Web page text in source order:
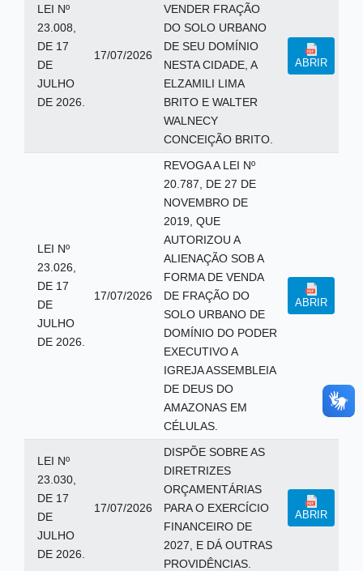
LEI Nº
23.008,
DE 17
DE
JULHO
DE 2026.
17/07/2026
VENDER FRAÇÃO
DO SOLO URBANO
DE SEU DOMÍNIO
NESTA CIDADE, A
ELZAMILI LIMA
BRITO E WALTER
WALNECY
CONCEIÇÃO BRITO.
ABRIR
LEI Nº
23.026,
DE 17
DE
JULHO
DE 2026.
17/07/2026
REVOGA A LEI Nº
20.787, DE 27 DE
NOVEMBRO DE
2019, QUE
AUTORIZOU A
ALIENAÇÃO SOB A
FORMA DE VENDA
DE FRAÇÃO DO
SOLO URBANO DE
DOMÍNIO DO PODER
EXECUTIVO A
IGREJA ASSEMBLEIA
DE DEUS DO
AMAZONAS EM
CÉLULAS.
ABRIR
LEI Nº
23.030,
DE 17
DE
JULHO
DE 2026.
17/07/2026
DISPÕE SOBRE AS
DIRETRIZES
ORÇAMENTÁRIAS
PARA O EXERCÍCIO
FINANCEIRO DE
2027, E DÁ OUTRAS
PROVIDÊNCIAS.
ABRIR